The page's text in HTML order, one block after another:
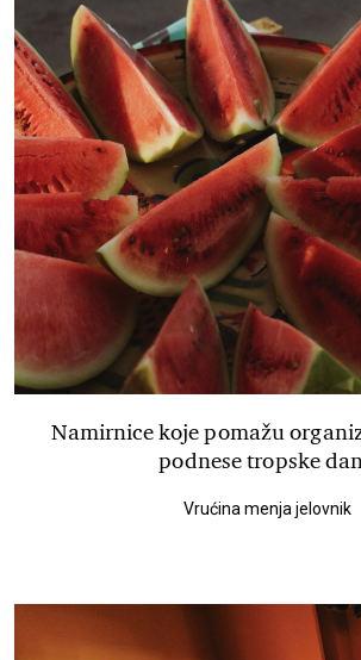
Namirnice koje pomažu
podnese tropske
Vrućina menja jelovnik